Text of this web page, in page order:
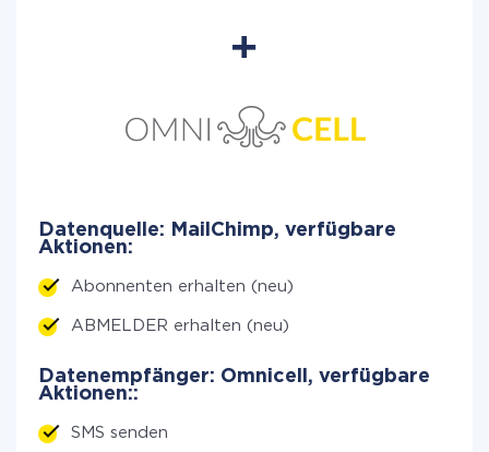
Datenquelle: MailChimp, verfügbare
Aktionen:
Abonnenten erhalten (neu)
ABMELDER erhalten (neu)
Datenempfänger: Omnicell, verfügbare
Aktionen::
SMS senden